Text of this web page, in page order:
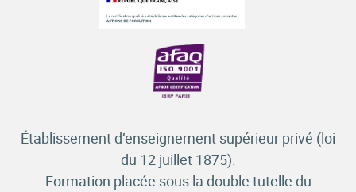
Établissement d’enseignement supérieur privé (loi
du 12 juillet 1875).
Formation placée sous la double tutelle du